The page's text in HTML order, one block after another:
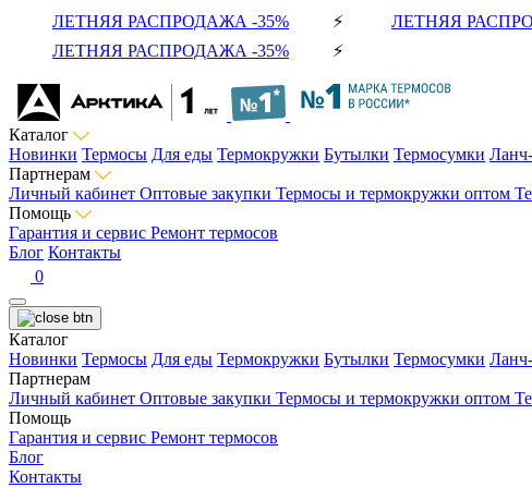
ЛЕТНЯЯ РАСПРОДАЖА -35% ⚡ ЛЕТНЯЯ
ЛЕТНЯЯ РАСПРОДАЖА -35% ⚡
Каталог
Новинки Термосы Для еды Термокружки Бутылки Термосумки
Партнерам
Личный кабинет Оптовые закупки Термосы и термокружки оптом
Помощь
Гарантия и сервис Ремонт термосов
Блог Контакты
0
Каталог
Новинки Термосы Для еды Термокружки Бутылки Термосумки
Партнерам
Личный кабинет Оптовые закупки Термосы и термокружки оптом
Помощь
Гарантия и сервис Ремонт термосов
Блог
Контакты